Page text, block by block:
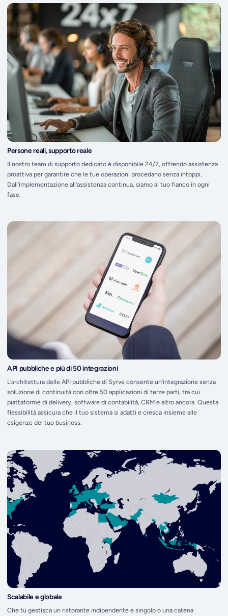
Persone reali, supporto reale
Il nostro team di supporto dedicato è disponibile 24/7, offrendo assistenza
proattiva per garantire che le tue operazioni procedano senza intoppi.
Dall’implementazione all’assistenza continua, siamo al tuo fianco in ogni
fase.
API pubbliche e più di 50 integrazioni
L’architettura delle API pubbliche di Syrve consente un’integrazione senza
soluzione di continuità con oltre 50 applicazioni di terze parti, tra cui
piattaforme di delivery, software di contabilità, CRM e altro ancora. Questa
flessibilità assicura che il tuo sistema si adatti e cresca insieme alle
esigenze del tuo business.
Scalabile e globale
Che tu gestisca un ristorante indipendente e singolo o una catena